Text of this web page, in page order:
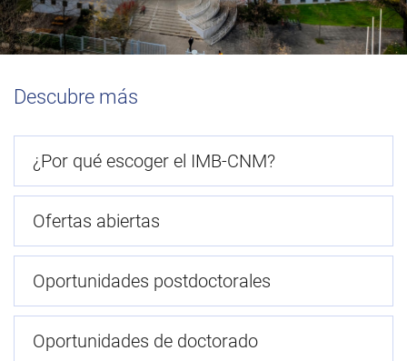
Descubre más
¿Por qué escoger el IMB-CNM?
Ofertas abiertas
Oportunidades postdoctorales
Oportunidades de doctorado